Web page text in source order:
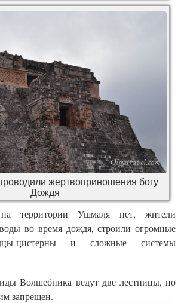
жертвоприношения богу
Дождя
территории Ушмаля нет, жители
во время дождя, строили огромные
цистерны и сложные системы
Волшебника ведут две лестницы, но
запрещен.